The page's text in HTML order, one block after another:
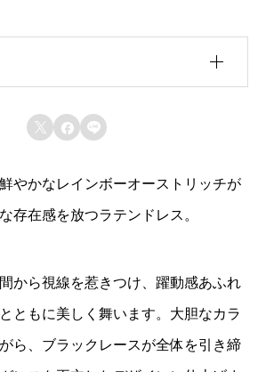
n
w
i
o
a
t
稿には、会員登録が必要です。
会員登録する
た文字を入力してください。
  
やかなレインボーオーストリッチが
存在感を放つラテンドレス。
から視線を惹きつけ、躍動感あふれ
ともに美しく舞います。大胆なカラ
ら、ブラックレースが全体を引き締